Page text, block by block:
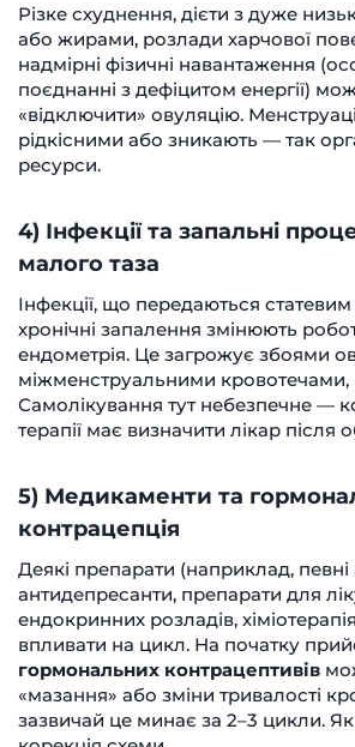
Різке схуднення, дієти з дуже
або жирами, розлади харчової
надмірні фізичні навантаження
поєднанні з дефіцитом енергії)
«відключити» овуляцію.
рідкісними або зникають — так
ресурси.
4) Інфекції та запальні
малого таза
Інфекції, що передаються
хронічні запалення змінюють
ендометрія. Це загрожує збоями
міжменструальними
Самолікування тут небезпечне —
терапії має визначити лікар після
5) Медикаменти та
контрацепція
Деякі препарати (наприклад,
антидепресанти, препарати для
ендокринних розладів,
впливати на цикл. На початку
гормональних контрацептивів
«мазання» або зміни тривалості
зазвичай це минає за 2–3 цикли.